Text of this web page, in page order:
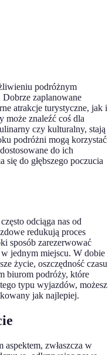
podróżnym
zaplanowane
atrakcje turystyczne, jak i
może znaleźć coś dla
czy kulturalny, stają
podróżni mogą korzystać
do ich
się do głębszego poczucia
odciąga nas od
redukują proces
sposób zarezerwować
jednym miejscu. W dobie
życie, oszczędność czasu
biurom podróży, które
typu wyjazdów, możesz
jak najlepiej.
zwłaszcza w